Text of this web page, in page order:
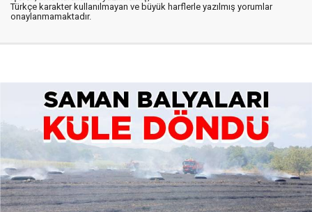
Türkçe karakter kullanılmayan ve büyük harflerle yazılmış yorumlar
onaylanmamaktadır.